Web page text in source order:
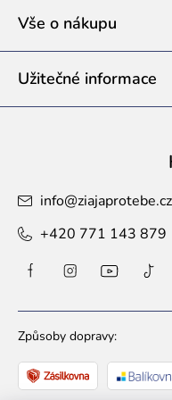
Vše o nákupu
Užitečné informace
info@ziajaprotebe.cz
+420 771 143 879
Způsoby dopravy: